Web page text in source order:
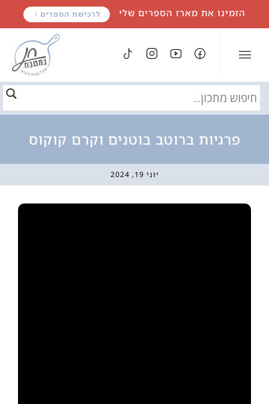
הזמינו את מארז הספרים שלי לרכישת הספרים
פרגיות ברוטב בוטנים וקרם קוקוס
יוני 19, 2024